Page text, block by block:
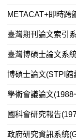
METACAT+即時跨
臺灣期刊論文索引
臺灣博碩士論文系
博碩士論文(STPI館
學術會議論文
國科會研究報告
政府研究資訊系統